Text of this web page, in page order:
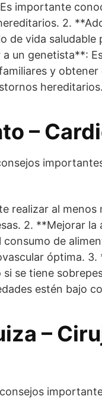
importante
2.
de vida saludable
un genetista**:
y
hereditarios.
–
realizar al menos
2. **Mejorar
de
óptima.
se tiene
estén bajo
–